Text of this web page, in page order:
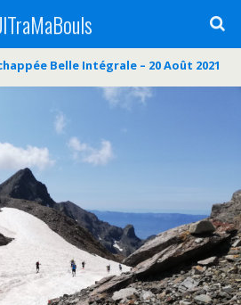
Belle Intégrale – 20 Août 2021